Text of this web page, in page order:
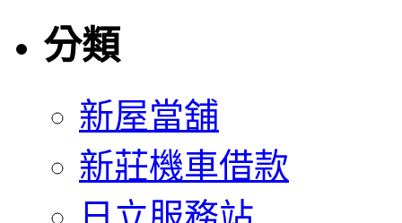
分類
新屋當舖
新莊機車借款